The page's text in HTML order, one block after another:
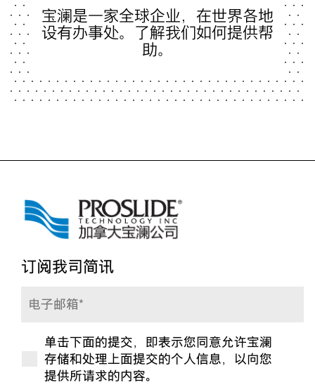
宝澜是一家全球企业，在世界各地
设有办事处。了解我们如何提供帮
助。
订阅我司简讯
电
单击下面的提交，即表示您同意允许宝澜
存储和处理上面提交的个人信息，以向您
提供所请求的内容。